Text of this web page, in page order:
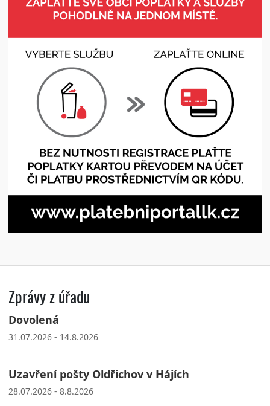
Zprávy z úřadu
Dovolená
31.07.2026 - 14.8.2026
Uzavření pošty Oldřichov v Hájích
28.07.2026 - 8.8.2026